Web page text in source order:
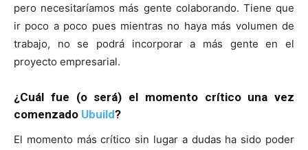
pero necesitaríamos más gente colaborando. Tiene que
ir poco a poco pues mientras no haya más volumen de
trabajo, no se podrá incorporar a más gente en el
proyecto empresarial.
¿Cuál fue (o será) el momento crítico una vez
comenzado Ubuild?
El momento más crítico sin lugar a dudas ha sido poder